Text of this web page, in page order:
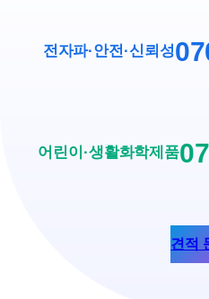
전자파·안전·신뢰성
어린이·생활화학제품
견적